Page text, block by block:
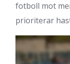
fotboll mot
prioriterar